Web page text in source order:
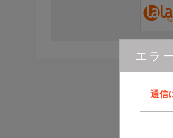
エラー
通信